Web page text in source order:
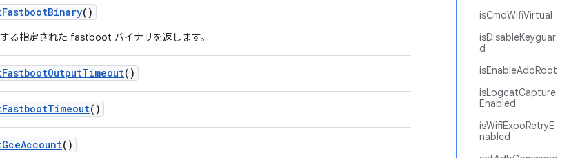
isCmdWifiVirtual
isDisableKeyguar
d
isEnableAdbRoot
isLogcatCapture
Enabled
isWifiExpoRetryE
nabled
FastbootBinary()
る指定された fastboot バイナリを返します。
FastbootOutputTimeout()
FastbootTimeout()
GceAccount()